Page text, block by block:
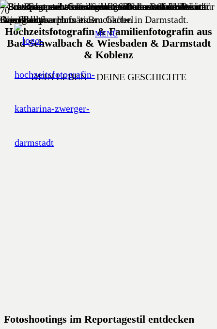
MENÜ
Hochzeitsfotografin & Familienfotografin aus
Bad Schwalbach & Wiesbaden & Darmstadt
& Koblenz
DEIN LEBEN – DEINE GESCHICHTE
Fotoshootings im Reportagestil entdecken